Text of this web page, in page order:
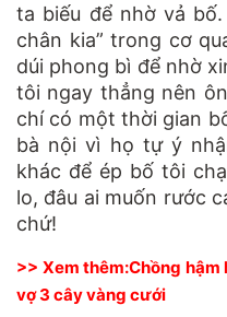
ta biếu để nhờ vả
chân kia” trong cơ
dúi phong bì để nhờ
tôi ngay thẳng nên
chí có một thời gian
bà nội vì họ tự ý
khác để ép bố tôi
lo, đâu ai muốn rước
chứ!
>> Xem thêm:Chồng hậm
vợ 3 cây vàng cưới